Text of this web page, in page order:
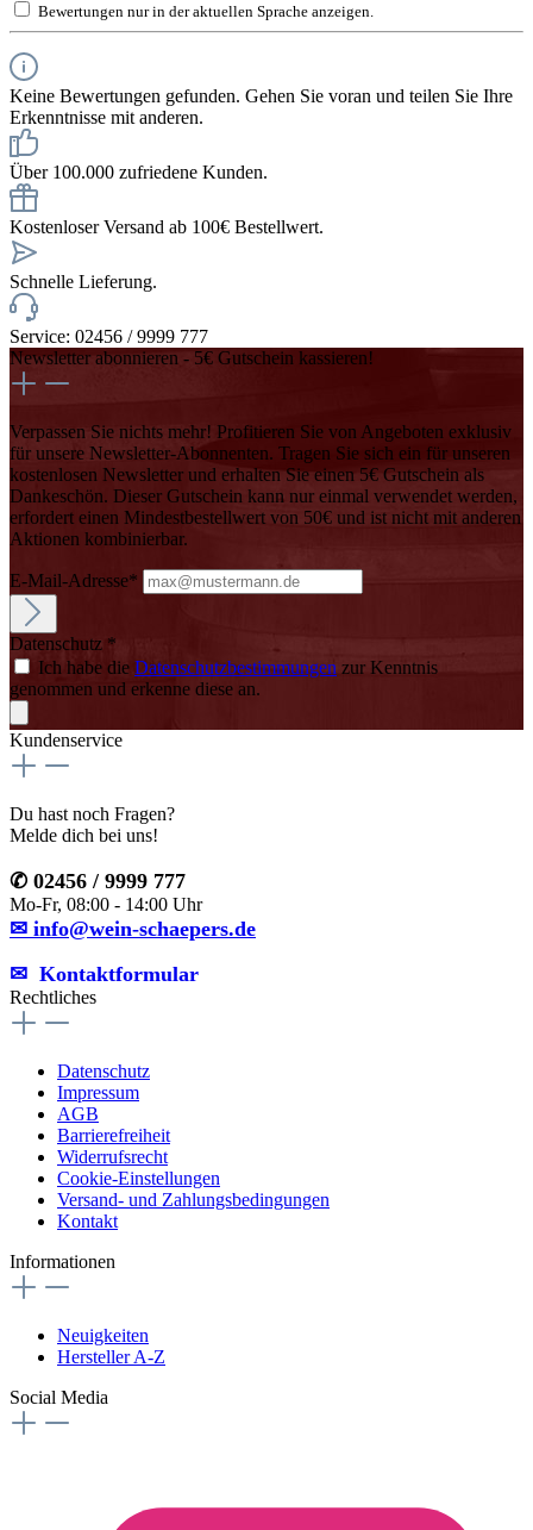
Bewertungen nur in der aktuellen Sprache anzeigen.
Keine Bewertungen gefunden. Gehen Sie voran und teilen Sie Ihre
Erkenntnisse mit anderen.
Über 100.000 zufriedene Kunden.
Kostenloser Versand ab 100€ Bestellwert.
Schnelle Lieferung.
Service: 02456 / 9999 777
Newsletter abonnieren - 5€ Gutschein kassieren!
Verpassen Sie nichts mehr! Profitieren Sie von Angeboten exklusiv
für unsere Newsletter-Abonnenten. Tragen Sie sich ein für unseren
kostenlosen Newsletter und erhalten Sie einen 5€ Gutschein als
Dankeschön. Dieser Gutschein kann nur einmal verwendet werden,
erfordert einen Mindestbestellwert von 50€ und ist nicht mit anderen
Aktionen kombinierbar.
E-Mail-Adresse*
Datenschutz *
Ich habe die Datenschutzbestimmungen zur Kenntnis
genommen und erkenne diese an.
Kundenservice
Du hast noch Fragen?
Melde dich bei uns!
✆ 02456 / 9999 777
Mo-Fr, 08:00 - 14:00 Uhr
✉ info@wein-schaepers.de
✉︎ Kontaktformular
Rechtliches
Datenschutz
Impressum
AGB
Barrierefreiheit
Widerrufsrecht
Cookie-Einstellungen
Versand- und Zahlungsbedingungen
Kontakt
Informationen
Neuigkeiten
Hersteller A-Z
Social Media